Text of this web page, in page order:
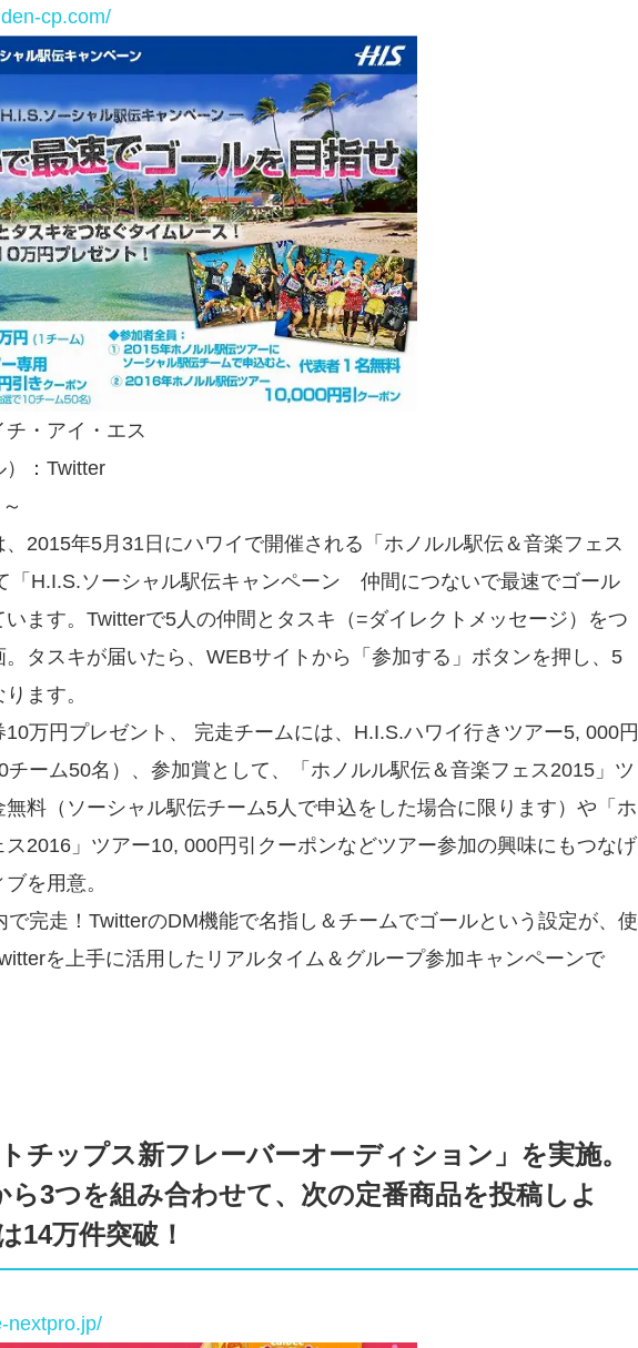
cp.com/
・アイ・エス
）：Twitter
2015年5月31日にハワイで開催される「ホノルル駅伝＆音楽フェス
「H.I.S.ソーシャル駅伝キャンペーン 仲間につないで最速でゴール
ます。Twitterで5人の仲間とタスキ（=ダイレクトメッセージ）をつ
タスキが届いたら、WEBサイトから「参加する」ボタンを押し、5
ます。
万円プレゼント、 完走チームには、H.I.S.ハワイ行きツアー5, 000円
チーム50名）、参加賞として、「ホノルル駅伝＆音楽フェス2015」ツ
料（ソーシャル駅伝チーム5人で申込をした場合に限ります）や「ホ
ス2016」ツアー10, 000円引クーポンなどツアー参加の興味にもつなげ
を用意。
完走！TwitterのDM機能で名指し＆チームでゴールという設定が、使
を上手に活用したリアルタイム＆グループ参加キャンペーンで
チップス新フレーバーオーディション」を実施。
ら3つを組み合わせて、次の定番商品を投稿しよ
14万件突破！
nextpro.jp/